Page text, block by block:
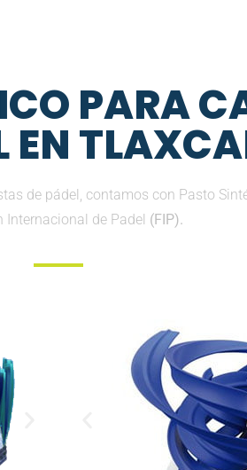
PARA
EN
de pádel, contamos con Pasto
Internacional de Padel (FIP).